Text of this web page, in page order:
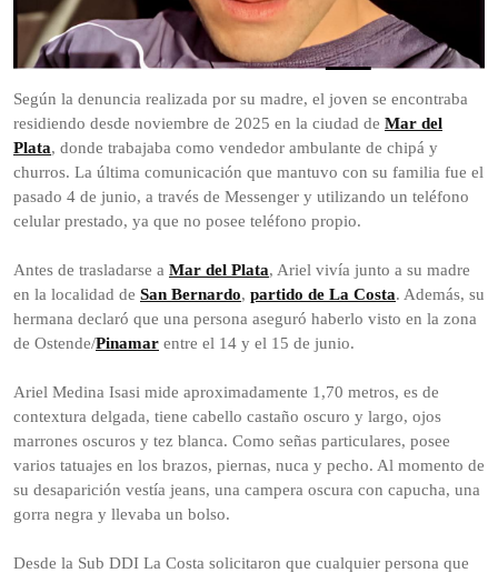
Según la denuncia realizada por su madre, el joven se encontraba
residiendo desde noviembre de 2025 en la ciudad de Mar del
Plata, donde trabajaba como vendedor ambulante de chipá y
churros. La última comunicación que mantuvo con su familia fue el
pasado 4 de junio, a través de Messenger y utilizando un teléfono
celular prestado, ya que no posee teléfono propio.
Antes de trasladarse a Mar del Plata, Ariel vivía junto a su madre
en la localidad de San Bernardo, partido de La Costa. Además, su
hermana declaró que una persona aseguró haberlo visto en la zona
de Ostende/Pinamar entre el 14 y el 15 de junio.
Ariel Medina Isasi mide aproximadamente 1,70 metros, es de
contextura delgada, tiene cabello castaño oscuro y largo, ojos
marrones oscuros y tez blanca. Como señas particulares, posee
varios tatuajes en los brazos, piernas, nuca y pecho. Al momento de
su desaparición vestía jeans, una campera oscura con capucha, una
gorra negra y llevaba un bolso.
Desde la Sub DDI La Costa solicitaron que cualquier persona que